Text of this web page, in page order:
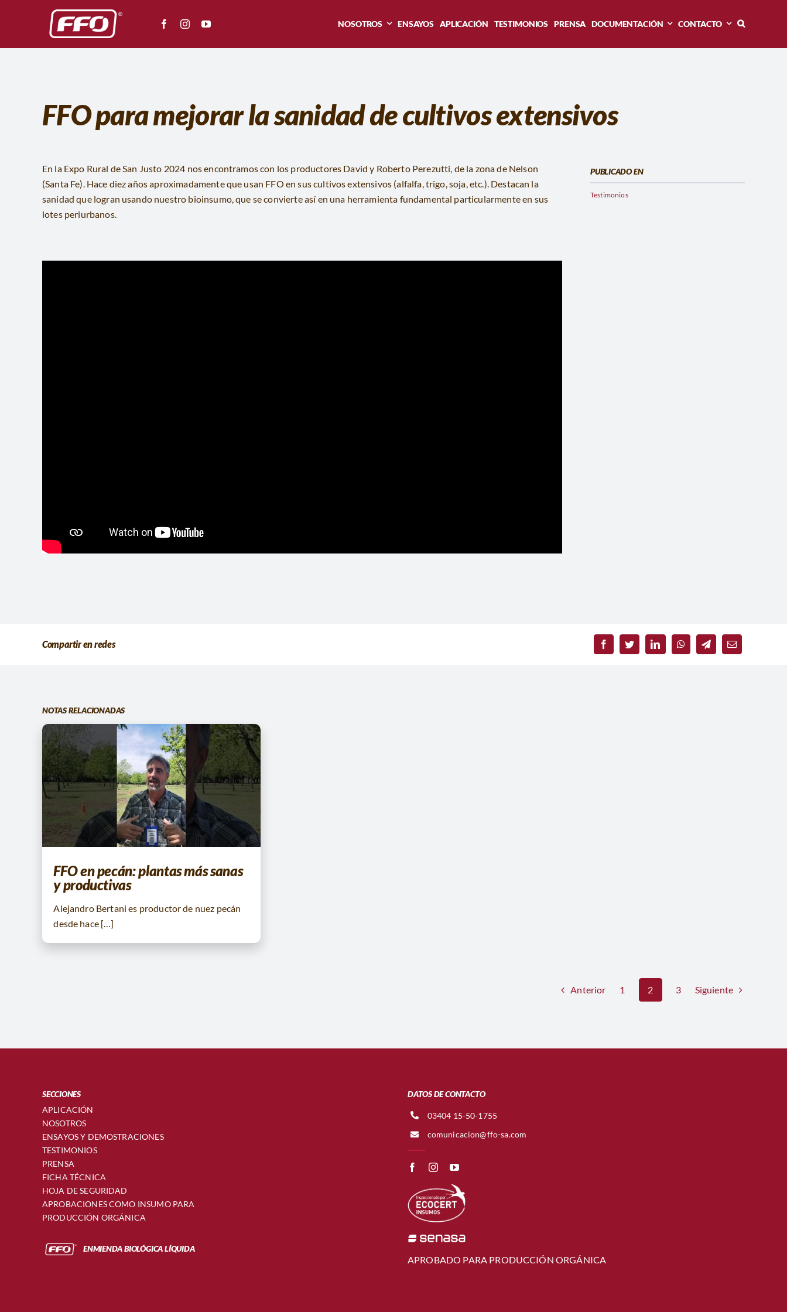
NOSOTROS ENSAYOS APLICACIÓN TESTIMONIOS PRENSA DOCUMENTACIÓN CONTACTO
FFO para mejorar la sanidad de cultivos extensivos
En la Expo Rural de San Justo 2024 nos encontramos con los productores David y Roberto Perezutti, de la zona de Nelson
(Santa Fe). Hace diez años aproximadamente que usan FFO en sus cultivos extensivos (alfalfa, trigo, soja, etc.). Destacan la
sanidad que logran usando nuestro bioinsumo, que se convierte así en una herramienta fundamental particularmente en sus
lotes periurbanos.
PUBLICADO EN
Testimonios
Compartir en redes
NOTAS RELACIONADAS
FFO en pecán: plantas más sanas
y productivas
Alejandro Bertani es productor de nuez pecán
desde hace […]
Anterior 1 2 3 Siguiente
SECCIONES
APLICACIÓN
NOSOTROS
ENSAYOS Y DEMOSTRACIONES
TESTIMONIOS
PRENSA
FICHA TÉCNICA
HOJA DE SEGURIDAD
APROBACIONES COMO INSUMO PARA
PRODUCCIÓN ORGÁNICA
ENMIENDA BIOLÓGICA LÍQUIDA
DATOS DE CONTACTO
03404 15-50-1755
comunicacion@ffo-sa.com
APROBADO PARA PRODUCCIÓN ORGÁNICA